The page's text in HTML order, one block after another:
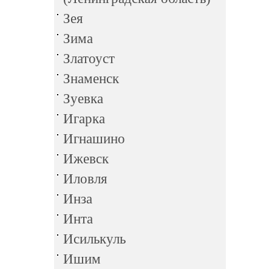
Зея
Зима
Златоуст
Знаменск
Зуевка
Игарка
Игнашино
Ижевск
Иловля
Инза
Инта
Исилькуль
Ишим